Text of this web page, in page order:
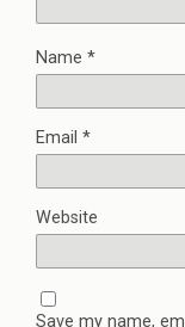
Name *
Email *
Website
Save my name,